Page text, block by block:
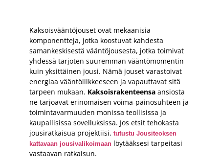
Kaksoisvääntöjouset ovat mekaanisia
komponentteja, jotka koostuvat kahdesta
samankeskisestä vääntöjousesta, jotka toimivat
yhdessä tarjoten suuremman vääntömomentin
kuin yksittäinen jousi. Nämä jouset varastoivat
energiaa vääntöliikkeeseen ja vapauttavat sitä
tarpeen mukaan. Kaksoisrakenteensa ansiosta
ne tarjoavat erinomaisen voima-painosuhteen ja
toimintavarmuuden monissa teollisissa ja
kaupallisissa sovelluksissa. Jos etsit tehokasta
jousiratkaisua projektiisi, tutustu Jousiteoksen
kattavaan jousivalikoimaan löytääksesi tarpeitasi
vastaavan ratkaisun.